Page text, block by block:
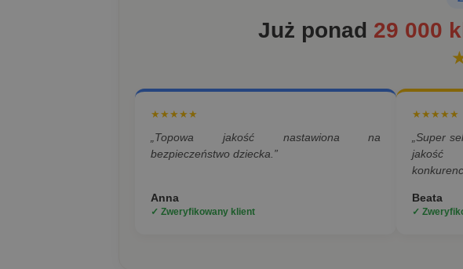
Już ponad 29 000
★★★★★
„Topowa jakość nastawiona na
bezpieczeństwo dziecka.”
Anna
✓ Zweryfikowany klient
★★★★★
„Super
Beata
✓